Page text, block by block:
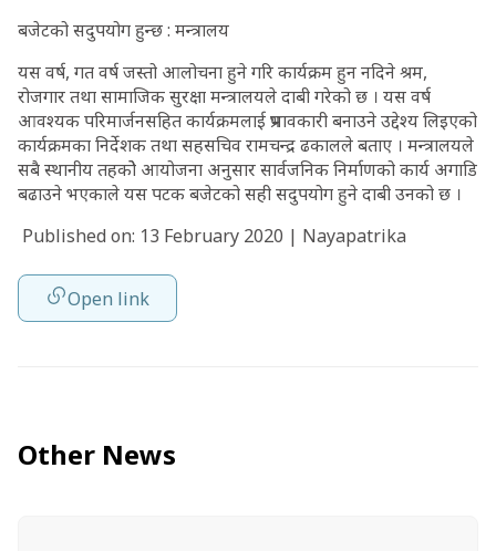
बजेटको सदुपयोग हुन्छ : मन्त्रालय
यस वर्ष, गत वर्ष जस्तो आलोचना हुने गरि कार्यक्रम हुन नदिने श्रम,
रोजगार तथा सामाजिक सुरक्षा मन्त्रालयले दाबी गरेको छ । यस वर्ष
आवश्यक परिमार्जनसहित कार्यक्रमलाई प्रभावकारी बनाउने उद्देश्य लिइएको
कार्यक्रमका निर्देशक तथा सहसचिव रामचन्द्र ढकालले बताए । मन्त्रालयले
सबै स्थानीय तहकोे आयोजना अनुसार सार्वजनिक निर्माणको कार्य अगाडि
बढाउने भएकाले यस पटक बजेटको सही सदुपयोग हुने दाबी उनको छ ।
Published on: 13 February 2020 | Nayapatrika
Open link
Other News